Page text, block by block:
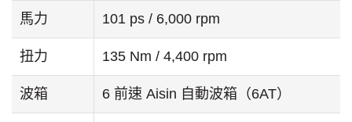
馬力 101 ps / 6,000 rpm
扭力 135 Nm / 4,400 rpm
波箱 6 前速 Aisin 自動波箱（6AT）